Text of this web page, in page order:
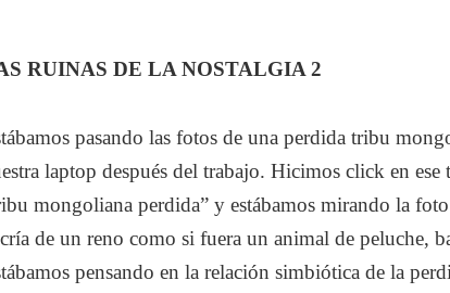
RUINAS DE LA NOSTALGIA 2
pasando las fotos de una perdida tribu
laptop después del trabajo. Hicimos click en ese
mongoliana perdida” y estábamos mirando la
de un reno como si fuera un animal de peluche,
pensando en la relación simbiótica de la